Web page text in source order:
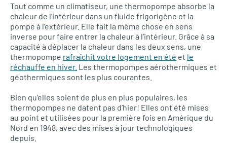
Tout comme un climatiseur, une thermopompe absorbe la
chaleur de l’intérieur dans un fluide frigorigène et la
pompe à l’extérieur. Elle fait la même chose en sens
inverse pour faire entrer la chaleur à l’intérieur. Grâce à sa
capacité à déplacer la chaleur dans les deux sens, une
thermopompe rafraîchit votre logement en été et le
réchauffe en hiver. Les thermopompes aérothermiques et
géothermiques sont les plus courantes.
Bien qu’elles soient de plus en plus populaires, les
thermopompes ne datent pas d’hier! Elles ont été mises
au point et utilisées pour la première fois en Amérique du
Nord en 1948, avec des mises à jour technologiques
depuis.